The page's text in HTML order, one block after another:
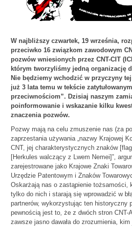
W najbliższy czwartek, 19 września,
przeciwko 16 związkom zawodowym
pozwów wniesionych przez CNT-CIT
którym tworzyliśmy jedną organizację
Nie będziemy wchodzić w przyczyny
już 3 lata temu w tekście
przeciwnościom”. Dzisiaj naszym
poinformowanie i wskazanie kilku
znaczenia pozwów.
Pozwy mają na celu zmuszenie nas (za
zaprzestania używania „nazwy Krajowej
CNT, jej charakterystycznych znaków
[Herkules walczący z Lwem Nemei]”,
zarejestrowane jako Krajowe Znaki
Urzędzie Patentowym i Znaków
Oskarżają nas o zastąpienie tożsamości,
tylko do nich i starają się wprowadzić w
partnerów, wykorzystując ten historyczny
pewnością jest to, że z dwóch stron
zawsze jasno dawała do zrozumienia,